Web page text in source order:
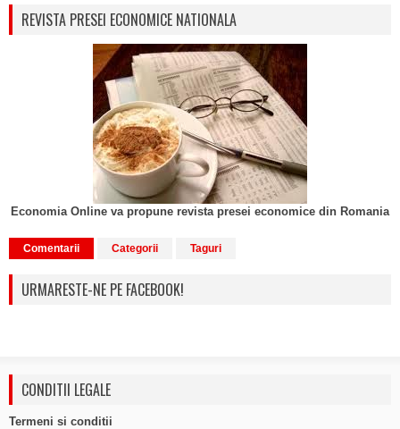
REVISTA PRESEI ECONOMICE NATIONALA
Economia Online va propune revista presei economice din Romania
Comentarii Categorii Taguri
URMARESTE-NE PE FACEBOOK!
CONDITII LEGALE
Termeni si conditii